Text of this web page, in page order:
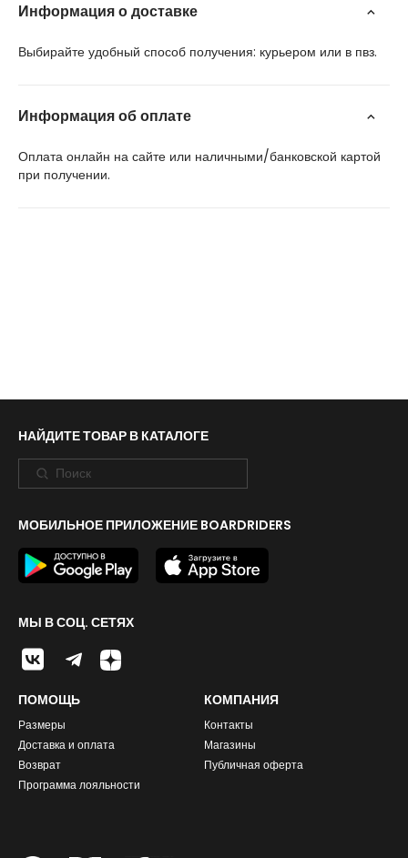
Информация о доставке
Выбирайте удобный способ получения: курьером или в пвз.
Информация об оплате
Оплата онлайн на сайте или наличными/банковской картой
при получении.
НАЙДИТЕ ТОВАР В КАТАЛОГЕ
МОБИЛЬНОЕ ПРИЛОЖЕНИЕ BOARDRIDERS
МЫ В СОЦ. СЕТЯХ
ПОМОЩЬ
Размеры
Доставка и оплата
Возврат
Программа лояльности
КОМПАНИЯ
Контакты
Магазины
Публичная оферта